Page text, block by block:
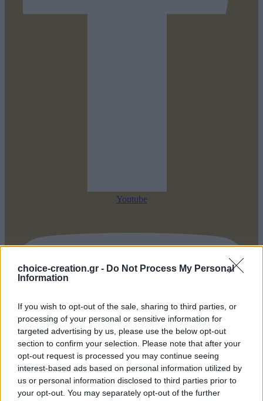
choice-creation.gr - Do Not Process My Personal
Information
If you wish to opt-out of the sale, sharing to third parties, or
processing of your personal or sensitive information for
targeted advertising by us, please use the below opt-out
section to confirm your selection. Please note that after your
opt-out request is processed you may continue seeing
interest-based ads based on personal information utilized by
us or personal information disclosed to third parties prior to
your opt-out. You may separately opt-out of the further
Youtube